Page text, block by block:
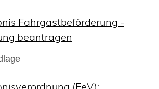
Fahrgastbeförderung -
beantragen